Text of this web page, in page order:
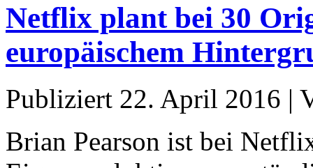
Netflix plant bei 30
europäischem
Publiziert 22. April 2016 |
Brian Pearson ist bei